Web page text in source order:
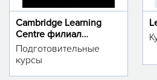
Cambridge Learning
Centre филиал
м.Тинчлик
Подготовительные
курсы